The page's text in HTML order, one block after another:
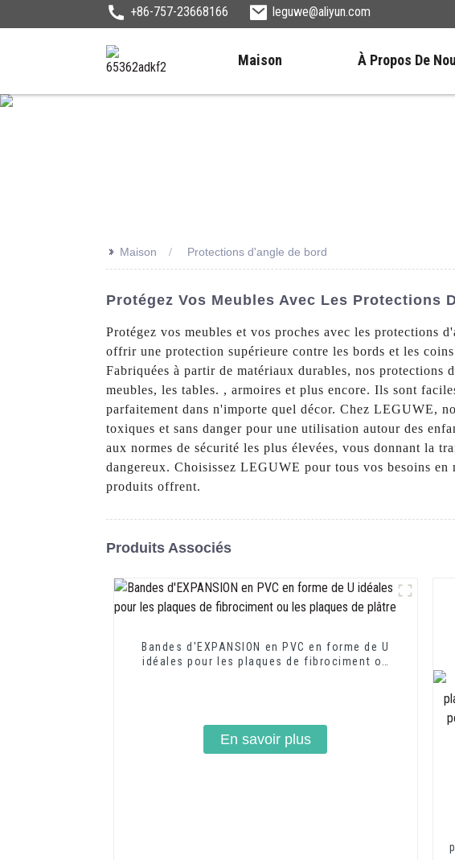
+86-757-23668166 leguwe@aliyun.com
Maison À Propos De
>> Maison Protections d'angle de bord
Protégez Vos Meubles Avec Les Protections
Protégez vos meubles et vos proches avec les protections
offrir une protection supérieure contre les bords et les
Fabriquées à partir de matériaux durables, nos protections
meubles, les tables. , armoires et plus encore. Ils sont
parfaitement dans n'importe quel décor. Chez LEGUWE,
toxiques et sans danger pour une utilisation autour des
aux normes de sécurité les plus élevées, vous donnant la
dangereux. Choisissez LEGUWE pour tous vos besoins
produits offrent.
Produits Associés
Bandes d'EXPANSION en PVC en forme de U
idéales pour les plaques de fibrociment ou
En savoir plus